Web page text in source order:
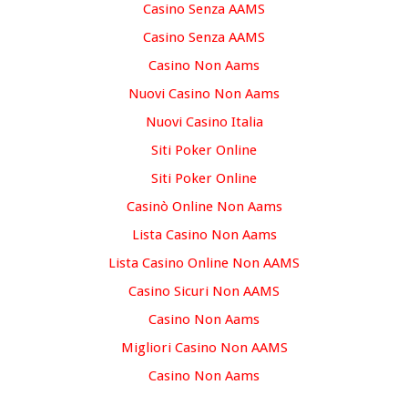
Casino Senza AAMS
Casino Senza AAMS
Casino Non Aams
Nuovi Casino Non Aams
Nuovi Casino Italia
Siti Poker Online
Siti Poker Online
Casinò Online Non Aams
Lista Casino Non Aams
Lista Casino Online Non AAMS
Casino Sicuri Non AAMS
Casino Non Aams
Migliori Casino Non AAMS
Casino Non Aams